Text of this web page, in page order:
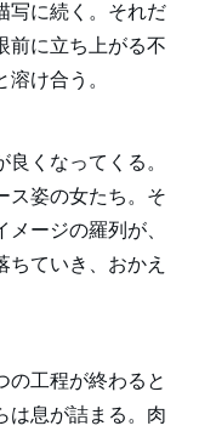
写に続く。それだ
前に立ち上がる不
け合う。
くなってくる。
ス姿の女たち。そ
ージの羅列が、
ちていき、おかえ
の工程が終わると
は息が詰まる。肉